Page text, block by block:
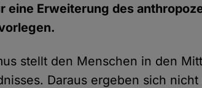
eine Erweiterung des
stellt den Menschen in den
Daraus ergeben sich